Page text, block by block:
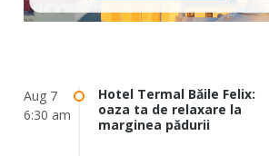
Aug 7
6:30 am
Hotel Termal Băile Felix:
oaza ta de relaxare la
marginea pădurii